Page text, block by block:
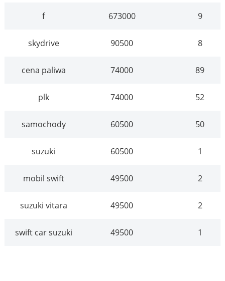
f 673000 9
skydrive 90500 8
cena paliwa 74000 89
plk 74000 52
samochody 60500 50
suzuki 60500 1
mobil swift 49500 2
suzuki vitara 49500 2
swift car suzuki 49500 1